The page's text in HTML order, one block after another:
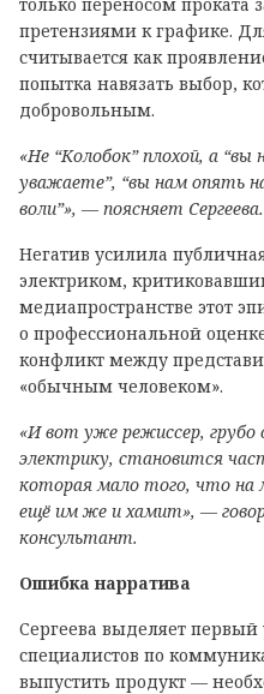
претензиями к графике.
считывается как
попытка навязать выбор,
добровольным.
«Не “Колобок” плохой, а
уважаете”, “вы нам опять
воли”», — поясняет Сергеева.
Негатив усилила
электриком,
медиапространстве этот
о профессиональной
конфликт между
«обычным человеком».
«И вот уже режиссер,
электрику, становится
которая мало того, что
ещё им же и хамит», —
консультант.
Ошибка нарратива
Сергеева выделяет первый
специалистов по
выпустить продукт —